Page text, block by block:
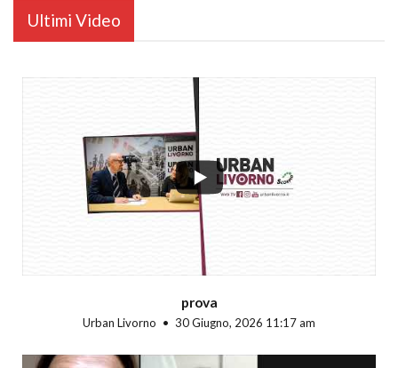
Ultimi Video
prova
Urban Livorno 30 Giugno, 2026 11:17 am